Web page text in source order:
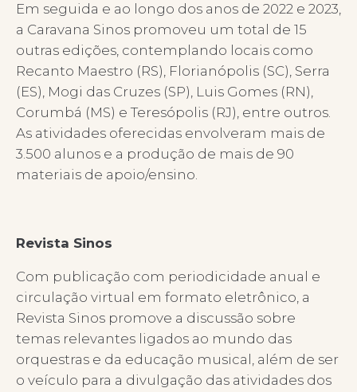
Em seguida e ao longo dos anos de 2022 e 2023,
a Caravana Sinos promoveu um total de 15
outras edições, contemplando locais como
Recanto Maestro (RS), Florianópolis (SC), Serra
(ES), Mogi das Cruzes (SP), Luis Gomes (RN),
Corumbá (MS) e Teresópolis (RJ), entre outros.
As atividades oferecidas envolveram mais de
3.500 alunos e a produção de mais de 90
materiais de apoio/ensino.
Revista Sinos
Com publicação com periodicidade anual e
circulação virtual em formato eletrônico, a
Revista Sinos promove a discussão sobre
temas relevantes ligados ao mundo das
orquestras e da educação musical, além de ser
o veículo para a divulgação das atividades dos